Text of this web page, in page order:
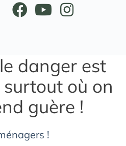
danger est
où on
guère !
!